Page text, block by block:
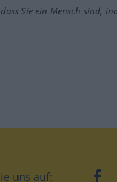
Sie ein Mensch sind,
uns auf: